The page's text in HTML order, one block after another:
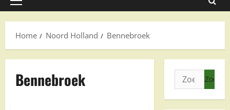
Primair
Home
Noord Holland Bennebroek
Bennebroek
Zoeken
naar: